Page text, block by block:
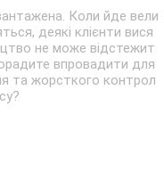
Коли йде вели
деякі клієнти вися
не може відстежит
впровадити для
та жорсткого контрол